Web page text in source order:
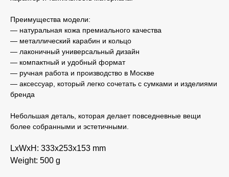
Преимущества модели:
— натуральная кожа премиального качества
— металлический карабин и кольцо
— лаконичный универсальный дизайн
— компактный и удобный формат
— ручная работа и производство в Москве
— аксессуар, который легко сочетать с сумками и изделиями
бренда
Небольшая деталь, которая делает повседневные вещи
более собранными и эстетичными.
LxWxH: 333x253x153 mm
Weight: 500 g